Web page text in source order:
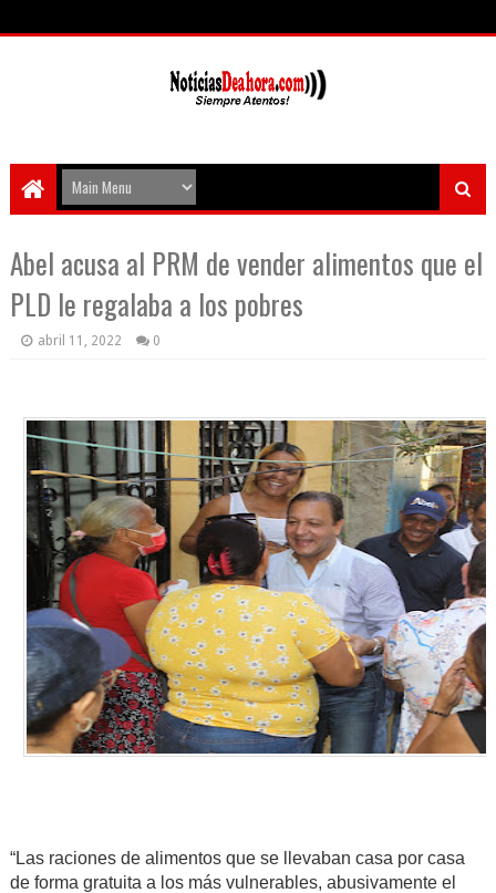
Abel acusa al PRM de vender alimentos que el
PLD le regalaba a los pobres
abril 11, 2022 0
“Las raciones de alimentos que se llevaban casa por casa
de forma gratuita a los más vulnerables, abusivamente el